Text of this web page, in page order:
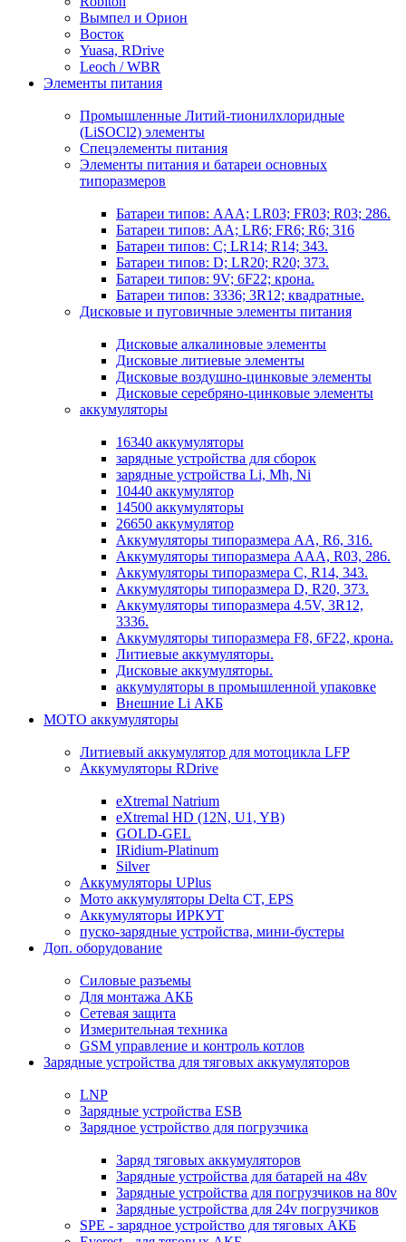
Вымпел и Орион
Восток
Yuasa, RDrive
Leoch / WBR
Элементы питания
Промышленные Литий-тионилхлоридные
(LiSOCl2) элементы
Спецэлементы питания
Элементы питания и батареи основных
типоразмеров
Батареи типов: AAA; LR03; FR03; R03; 286.
Батареи типов: AA; LR6; FR6; R6; 316
Батареи типов: C; LR14; R14; 343.
Батареи типов: D; LR20; R20; 373.
Батареи типов: 9V; 6F22; крона.
Батареи типов: 3336; 3R12; квадратные.
Дисковые и пуговичные элементы питания
Дисковые алкалиновые элементы
Дисковые литиевые элементы
Дисковые воздушно-цинковые элементы
Дисковые серебряно-цинковые элементы
аккумуляторы
16340 аккумуляторы
зарядные устройства для сборок
зарядные устройства Li, Mh, Ni
10440 аккумулятор
14500 аккумуляторы
26650 аккумулятор
Аккумуляторы типоразмера АА, R6, 316.
Аккумуляторы типоразмера ААА, R03, 286.
Аккумуляторы типоразмера С, R14, 343.
Аккумуляторы типоразмера D, R20, 373.
Аккумуляторы типоразмера 4.5V, 3R12,
3336.
Аккумуляторы типоразмера F8, 6F22, крона.
Литиевые аккумуляторы.
Дисковые аккумуляторы.
аккумуляторы в промышленной упаковке
Внешние Li АКБ
МОТО аккумуляторы
Литиевый аккумулятор для мотоцикла LFP
Аккумуляторы RDrive
eXtremal Natrium
eXtremal HD (12N, U1, YB)
GOLD-GEL
IRidium-Platinum
Silver
Аккумуляторы UPlus
Мото аккумуляторы Delta CT, EPS
Аккумуляторы ИРКУТ
пуско-зарядные устройства, мини-бустеры
Доп. оборудование
Силовые разъемы
Для монтажа АКБ
Сетевая защита
Измерительная техника
GSM управление и контроль котлов
Зарядные устройства для тяговых аккумуляторов
LNP
Зарядные устройства ESB
Зарядное устройство для погрузчика
Заряд тяговых аккумуляторов
Зарядные устройства для батарей на 48v
Зарядные устройства для погрузчиков на 80v
Зарядные устройства для 24v погрузчиков
SPE - зарядное устройство для тяговых АКБ